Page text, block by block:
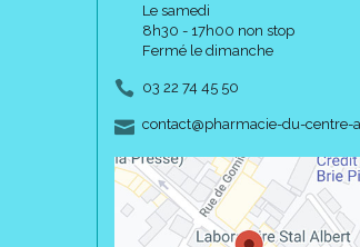
Le samedi
8h30 - 17h00 non stop
Fermé le dimanche
03 22 74 45 50
contact-
@-
pharmacie-du-centre-